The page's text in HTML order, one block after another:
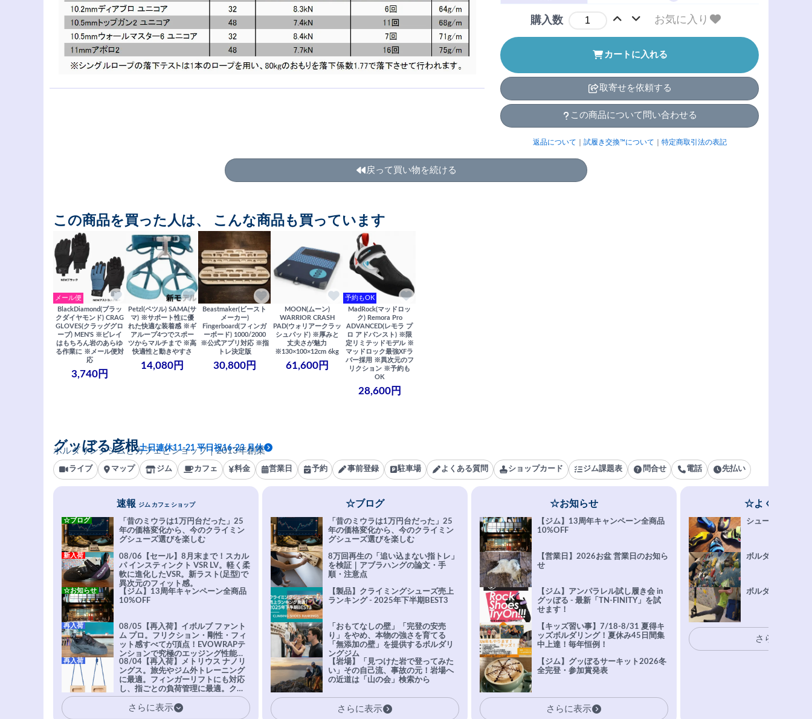
購入数 お気に入り
カートに入れる
取寄せを依頼する
この商品について問い合わせる
返品について 試履き交換™について 特定商取引法の表記
戻って買い物を続ける
この商品を買った人は、 こんな商品も買っています
メール便
BlackDiamond(ブラッ
クダイヤモンド) CRAG
GLOVES(クラッググロ
ーブ) MEN'S ※ビレイ
はもちろん岩のあらゆ
る作業に ※メール便対
応
3,740円
Petzl(ペツル) SAMA(サ
マ) ※サポート性に優
れた快適な装着感 ※ギ
アループ4つでスポー
ツからマルチまで ※高
快適性と動きやすさ
14,080円
Beastmaker(ビースト
メーカー)
Fingerboard(フィンガ
ーボード) 1000/2000
※公式アプリ対応 ※指
トレ決定版
30,800円
MOON(ムーン)
WARRIOR CRASH
PAD(ウォリアークラッ
シュパッド) ※厚みと
丈夫さが魅力
※130×100×12cm 6kg
61,600円
予約もOK
MadRock(マッドロッ
ク) Remora Pro
ADVANCED(レモラ プ
ロ アドバンスト) ※限
定リミテッドモデル ※
マッドロック最強XFラ
バー採用 ※異次元のフ
リクション ※予約も
OK
28,600円
ボルダリングジムとカフェとショップ｜2013年創業
グッぼる彦根土日連休11-21 平日祝16-23 月休
ライブ マップ ジム カフェ 料金 営業日 予約 事前登録 駐車場 よくある質問 ショップカード ジム課題表 問合せ 電話 先払い
速報 ジム カフェ ショップ
「昔のミウラは1万円台だった」25
年の価格変化から、今のクライミン
グシューズ選びを楽しむ
☆ブログ
08/06【セール】8月末まで！スカル
パ インスティンクト VSR LV。軽く柔
軟に進化したVSR。新ラスト(足型)で
異次元のフィット感。
新入荷
【ジム】13周年キャンペーン全商品
10%OFF
☆お知らせ
08/05【再入荷】イボルブ ファント
ム プロ。フリクション・剛性・フィ
ット感すべてが頂点！EVOWRAPテ
ンションで究極のエッジング性能を
実現。進化系ラバーEvo-74はTRAX
を凌駕する粘着力で極小ホールドに
安心感。
再入荷
08/04【再入荷】メトリウス ナノリ
ングス。旅先やジム外トレーニング
に最適。フィンガーリフトにも対応
し、指ごとの負荷管理に最適。クラ
イマーの指を本気で鍛えるギア。
再入荷
さらに表示
☆ブログ
「昔のミウラは1万円台だった」25
年の価格変化から、今のクライミン
グシューズ選びを楽しむ
8万回再生の「追い込まない指トレ」
を検証｜アブラハングの論文・手
順・注意点
【製品】クライミングシューズ売上
ランキング - 2025年下半期BEST3
「おもてなしの壁」「完登の安売
り」をやめ、本物の強さを育てる
「無添加の壁」を提供するボルダリ
ングジム
【岩場】「見つけた岩で登ってみた
い」その自己流、事故の元！岩場へ
の近道は「山の会」検索から
さらに表示
☆お知らせ
【ジム】13周年キャンペーン全商品
10%OFF
【営業日】2026お盆 営業日のお知ら
せ
【ジム】アンパラレル試し履き会 in
グッぼる - 最新「TN-FINITY」を試
せます！
【キッズ習い事】7/18-8/31 夏得キ
ッズボルダリング！夏休み45日間集
中上達！毎年恒例！
【ジム】グッぼるサーキット2026冬
全完登・参加賞発表
さらに表示
☆よくある質
シューズ選びFAQ
ボルダリング上達
ボルダリングトレ
さらに表示